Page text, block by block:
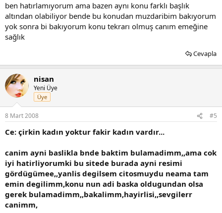
ben hatırlamıyorum ama bazen aynı konu farklı başlık
altından olabiliyor bende bu konudan muzdaribim bakıyorum
yok sonra bi bakıyorum konu tekrarı olmuş canım emeğine
sağlık
Cevapla
nisan
Yeni Üye
Üye
8 Mart 2008 #5
Ce: çirkin kadın yoktur fakir kadın vardır...
canim ayni baslikla bnde baktim bulamadimm,,ama cok
iyi hatirliyorumki bu sitede burada ayni resimi
gördügümee,,yanlis degilsem citosmuydu neama tam
emin degilimm,konu nun adi baska oldugundan olsa
gerek bulamadimm,,bakalimm,hayirlisi,,sevgilerr
canimm,